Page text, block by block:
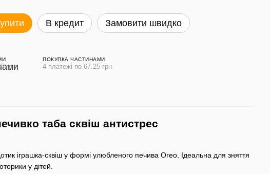
В кредит Замовити швидко
грн
ПОКУПКА ЧАСТИНАМИ
4 платежі по 67.25 грн
таба сквіш антистрес
іграшка-сквіш у формі улюбленого печива Oreo. Ідеальна для зняття
у дітей.